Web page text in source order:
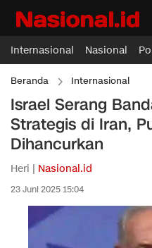
Internasional Nasional
Beranda Internasional
Israel Serang
Strategis di Iran,
Dihancurkan
Heri | Nasional.id
23 Juni 2025 15:04